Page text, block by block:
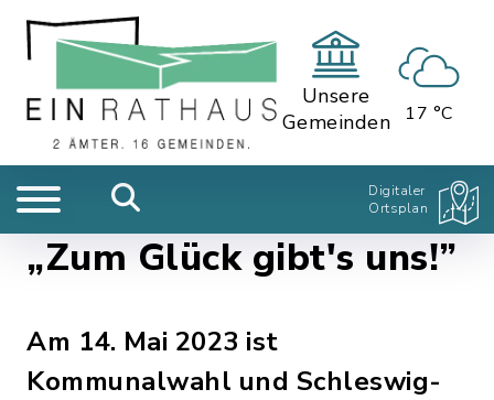
Unsere
Gemeinden
17 °C
Digitaler
Ortsplan
„Zum Glück gibt's uns!”
Am 14. Mai 2023 ist
Kommunalwahl und Schleswig-